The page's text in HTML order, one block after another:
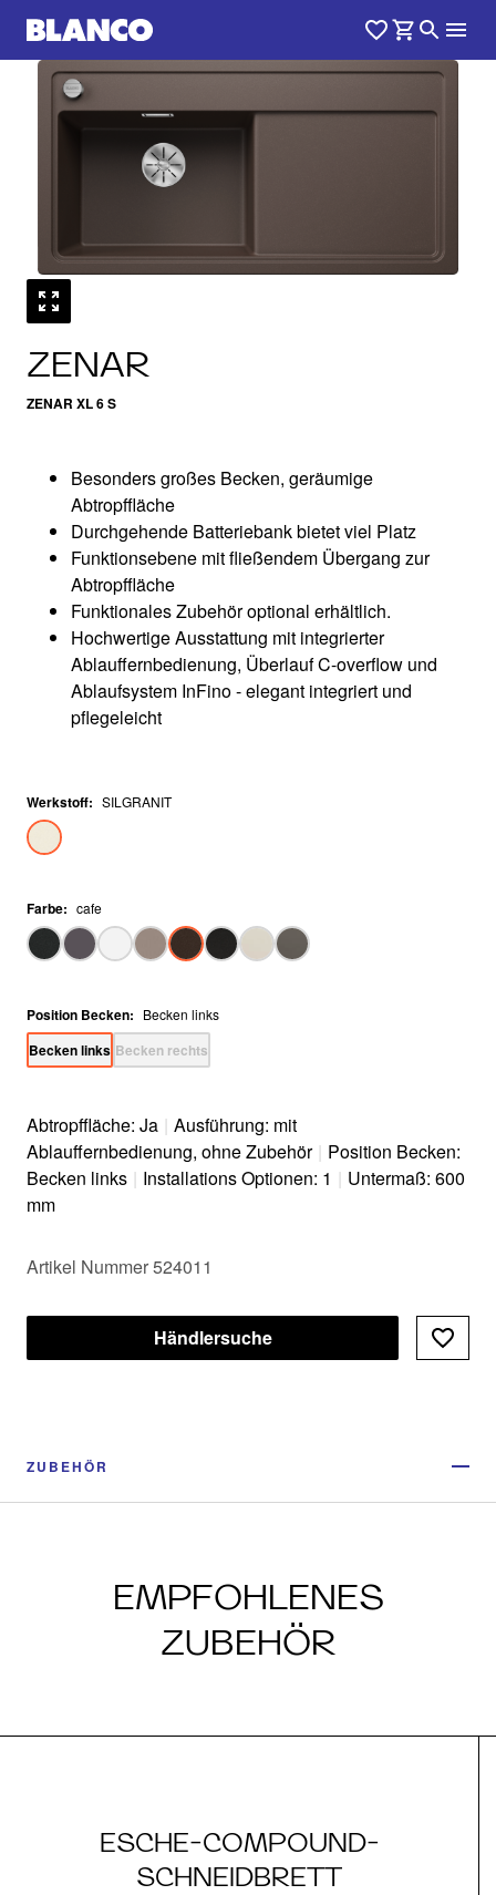
ZENAR
ZENAR XL 6 S
1 /0
Besonders großes Becken, geräumige
Abtropffläche
Durchgehende Batteriebank bietet viel Platz
Funktionsebene mit fließendem Übergang zur
Abtropffläche
Funktionales Zubehör optional erhältlich.
Hochwertige Ausstattung mit integrierter
Ablauffernbedienung, Überlauf C-overflow und
Ablaufsystem InFino - elegant integriert und
pflegeleicht
Werkstoff: SILGRANIT
Farbe: cafe
Position Becken: Becken links
Becken links Becken rechts
Abtropffläche: Ja | Ausführung: mit
Ablauffernbedienung, ohne Zubehör | Position Becken:
Becken links | Installations Optionen: 1 | Untermaß: 600
mm
Artikel Nummer 524011
Händlersuche
ZUBEHÖR
EMPFOHLENES
ZUBEHÖR
ESCHE-COMPOUND-
SCHNEIDBRETT